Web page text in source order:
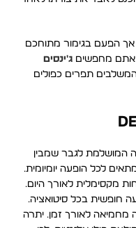
אך הפעם בגימור מתוחכם
אתם מחפשים ג'ינסים
תפרים כפולים
המושלמת לגבר שמבין
לכל הופעה יומיומית.
98% כותנה לנוחות מקסימלית לאורך היום.
ותנועה חופשית בכל סיטואציה.
מחמיאה לאורך זמן. יתרה